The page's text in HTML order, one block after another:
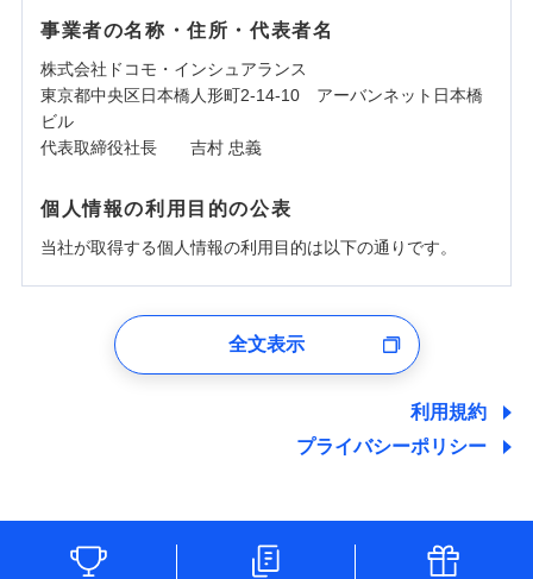
事業者の名称・住所・代表者名
株式会社ドコモ・インシュアランス
東京都中央区日本橋人形町2-14-10 アーバンネット日本橋
ビル
代表取締役社長 吉村 忠義
個人情報の利用目的の公表
当社が取得する個人情報の利用目的は以下の通りです。
ユーザー登録受付および、管理のため
しくは委託を受けている保険会社・提携会社の保険その他に
関する情報を提供し、金融商品等の契約を勧奨するため、ま
た維持管理等の委託業務遂行のため、またそれらに付帯、関
情報を取引のある他の保険会社の商品・サービスをご提案す
るために利用させていただくことがあります。）
各種セミナーの開催のため
全文表示
利用規約
プライバシーポリシー